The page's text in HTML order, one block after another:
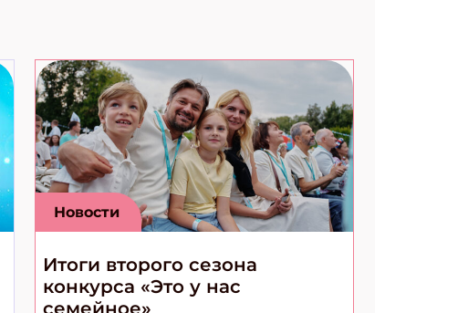
Новости
Итоги второго сезона
конкурса «Это у нас
семейное»